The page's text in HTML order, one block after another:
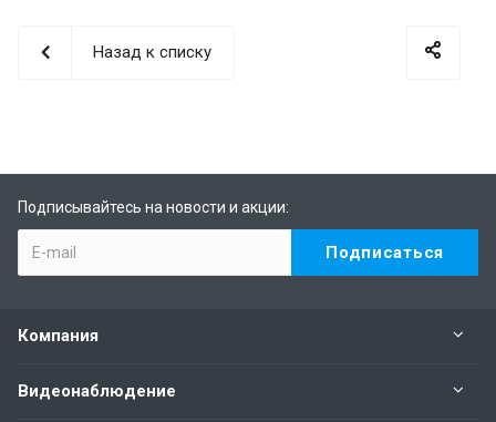
Назад к списку
Подписывайтесь на новости и акции:
Компания
Видеонаблюдение